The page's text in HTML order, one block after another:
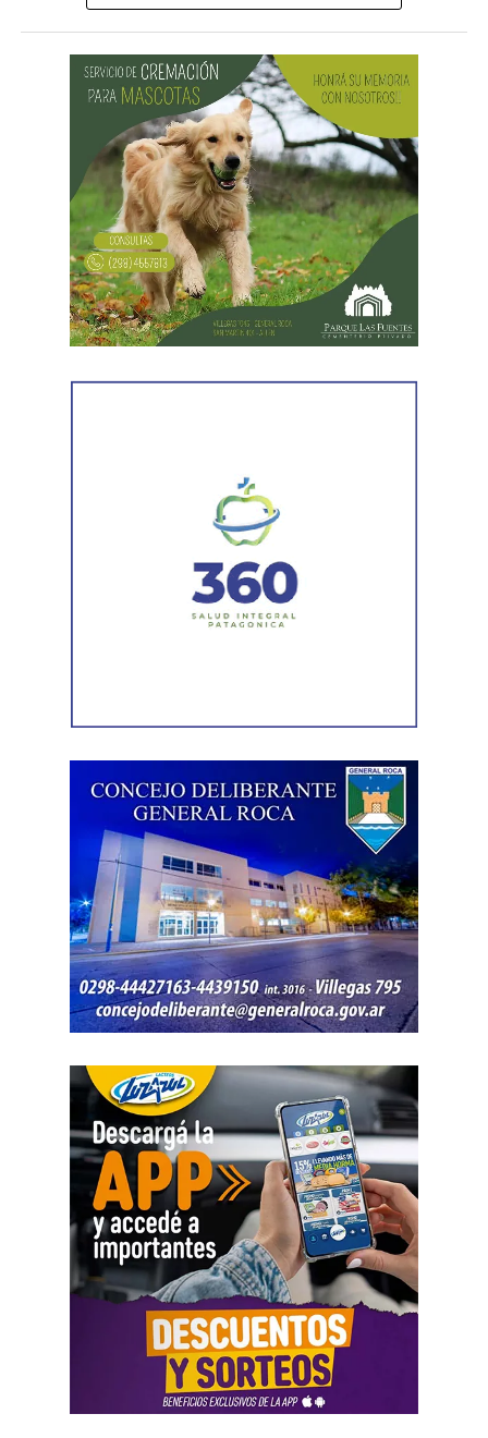
Desde Vialidad Nacional informaron que,durante las
próximas semanas, el operativo de bacheo será
reforzado con dos nuevas cuadrillas de trabajo y dos
camiones bacheadores, lo que permitirá incrementar
el ritmo de ejecución y optimizar las tareas de
mantenimiento en distintos puntos del Alto Valle.
Por otra parte, el organismo avanza con el relevamiento
sectores más deteriorados y mejorar las condiciones de